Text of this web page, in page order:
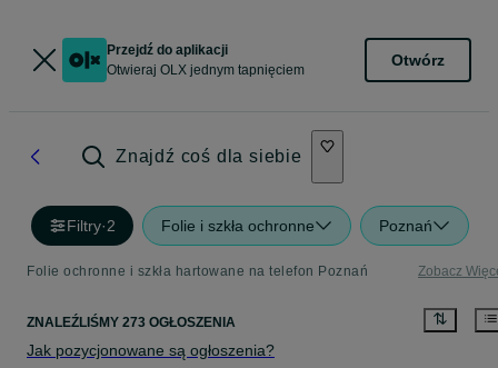
Przejdź do aplikacji
Otwieraj OLX jednym tapnięciem
Otwórz
Znajdź coś dla siebie
Filtry·2 Folie i szkła ochronne Poznań
Folie ochronne i szkła hartowane na telefon Poznań Zobacz
ZNALEŹLIŚMY 273 OGŁOSZENIA
Jak pozycjonowane są ogłoszenia?